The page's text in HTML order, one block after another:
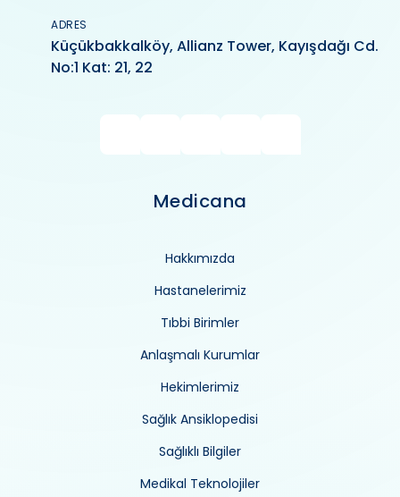
ADRES
Küçükbakkalköy, Allianz Tower, Kayışdağı Cd.
No:1 Kat: 21, 22
Medicana
Hakkımızda
Hastanelerimiz
Tıbbi Birimler
Anlaşmalı Kurumlar
Hekimlerimiz
Sağlık Ansiklopedisi
Sağlıklı Bilgiler
Medikal Teknolojiler